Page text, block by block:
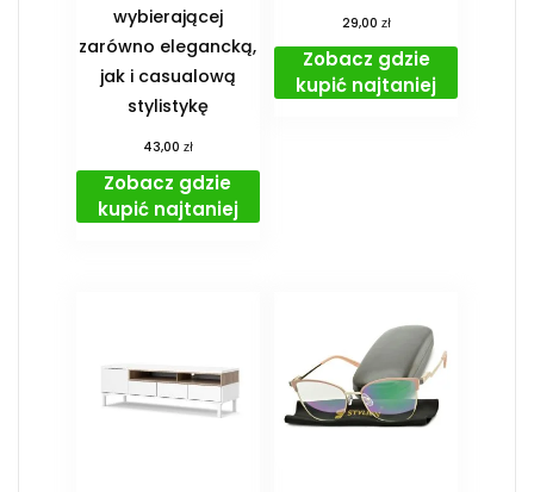
wybierającej
zarówno elegancką,
jak i casualową
stylistykę
43,00 zł
Zobacz gdzie
kupić najtaniej
29,00 zł
Zobacz gdzie
kupić najtaniej